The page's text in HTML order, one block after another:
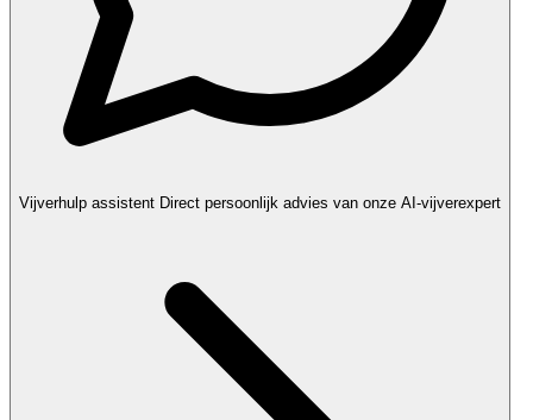
Vijverhulp assistent Direct persoonlijk advies van onze AI-vijverexpert